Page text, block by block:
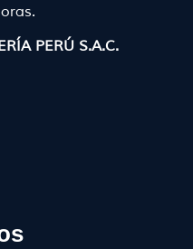
PERÚ S.A.C.